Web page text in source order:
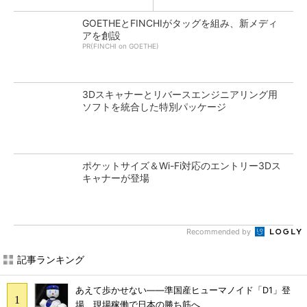
GOETHEとFINCHIがタッグを組み、新メディ
アを創設
PR(FINCHI on GOETHE)
3Dスキャナーとリバースエンジニアリング用
ソフトを統合した特別パッケージ
ポケットサイズ＆Wi-Fi対応のエントリー3Dス
キャナーが登場
Recommended by
記事ランキング
あえて歩かせない――準国産ヒューマノイド「D1」登
場、現場稼働で日本の勝ち筋へ